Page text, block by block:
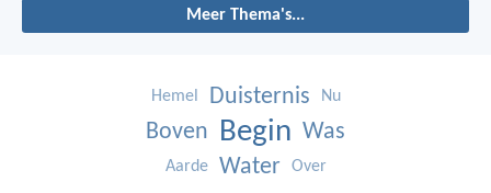
Meer Thema's...
Hemel Duisternis Nu
Boven Begin Was
Aarde Water Over